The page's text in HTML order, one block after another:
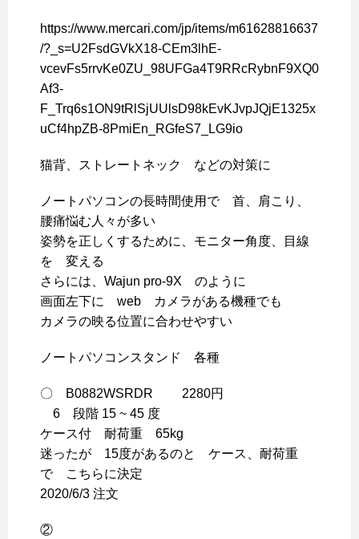
https://www.mercari.com/jp/items/m61628816637
/?_s=U2FsdGVkX18-CEm3lhE-
vcevFs5rrvKe0ZU_98UFGa4T9RRcRybnF9XQ0
Af3-
F_Trq6s1ON9tRlSjUUlsD98kEvKJvpJQjE1325x
uCf4hpZB-8PmiEn_RGfeS7_LG9io
猫背、ストレートネック などの対策に
ノートパソコンの長時間使用で 首、肩こり、
腰痛悩む人々が多い
姿勢を正しくするために、モニター角度、目線
を 変える
さらには、Wajun pro-9X のように
画面左下に web カメラがある機種でも
カメラの映る位置に合わせやすい
ノートパソコンスタンド 各種
〇 B0882WSRDR 2280円
6 段階 15 ~ 45 度
ケース付 耐荷重 65kg
迷ったが 15度があるのと ケース、耐荷重
で こちらに決定
2020/6/3 注文
②